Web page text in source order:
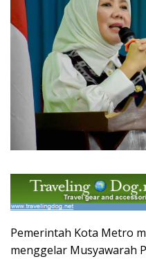
Pemerintah Kota Metro
menggelar Musyawarah